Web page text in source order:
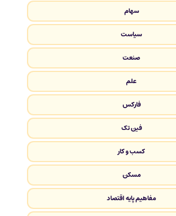
سهام
سیاست
صنعت
علم
فارکس
فین تک
کسب و کار
مسکن
مفاهیم پایه اقتصاد